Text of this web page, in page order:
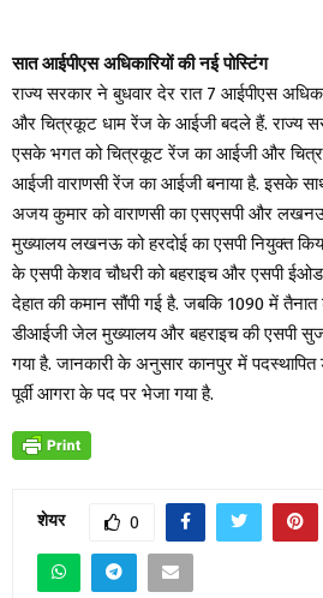
सात आईपीएस अधिकारियों की नई पोस्टिंग
राज्य सरकार ने बुधवार देर रात 7 आईपीएस
और चित्रकूट धाम रेंज के आईजी बदले हैं. राज्य
एसके भगत को चित्रकूट रेंज का आईजी और
आईजी वाराणसी रेंज का आईजी बनाया है. इसके
अजय कुमार को वाराणसी का एसएसपी और
मुख्यालय लखनऊ को हरदोई का एसपी नियुक्त
के एसपी केशव चौधरी को बहराइच और एसपी
देहात की कमान सौंपी गई है. जबकि 1090 में तैनात
डीआईजी जेल मुख्यालय और बहराइच की एसपी
गया है. जानकारी के अनुसार कानपुर में पदस्थापित
पूर्वी आगरा के पद पर भेजा गया है.
शेयर 0